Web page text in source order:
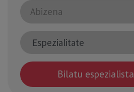
Bilatu espezialista